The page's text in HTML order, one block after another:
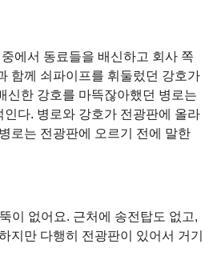
에서 동료들을 배신하고 회사 쪽
함께 쇠파이프를 휘둘렀던 강호가
신한 강호를 마뜩잖아했던 병로는
다. 병로와 강호가 전광판에 올라
로는 전광판에 오르기 전에 말한
이 없어요. 근처에 송전탑도 없고,
지만 다행히 전광판이 있어서 거기